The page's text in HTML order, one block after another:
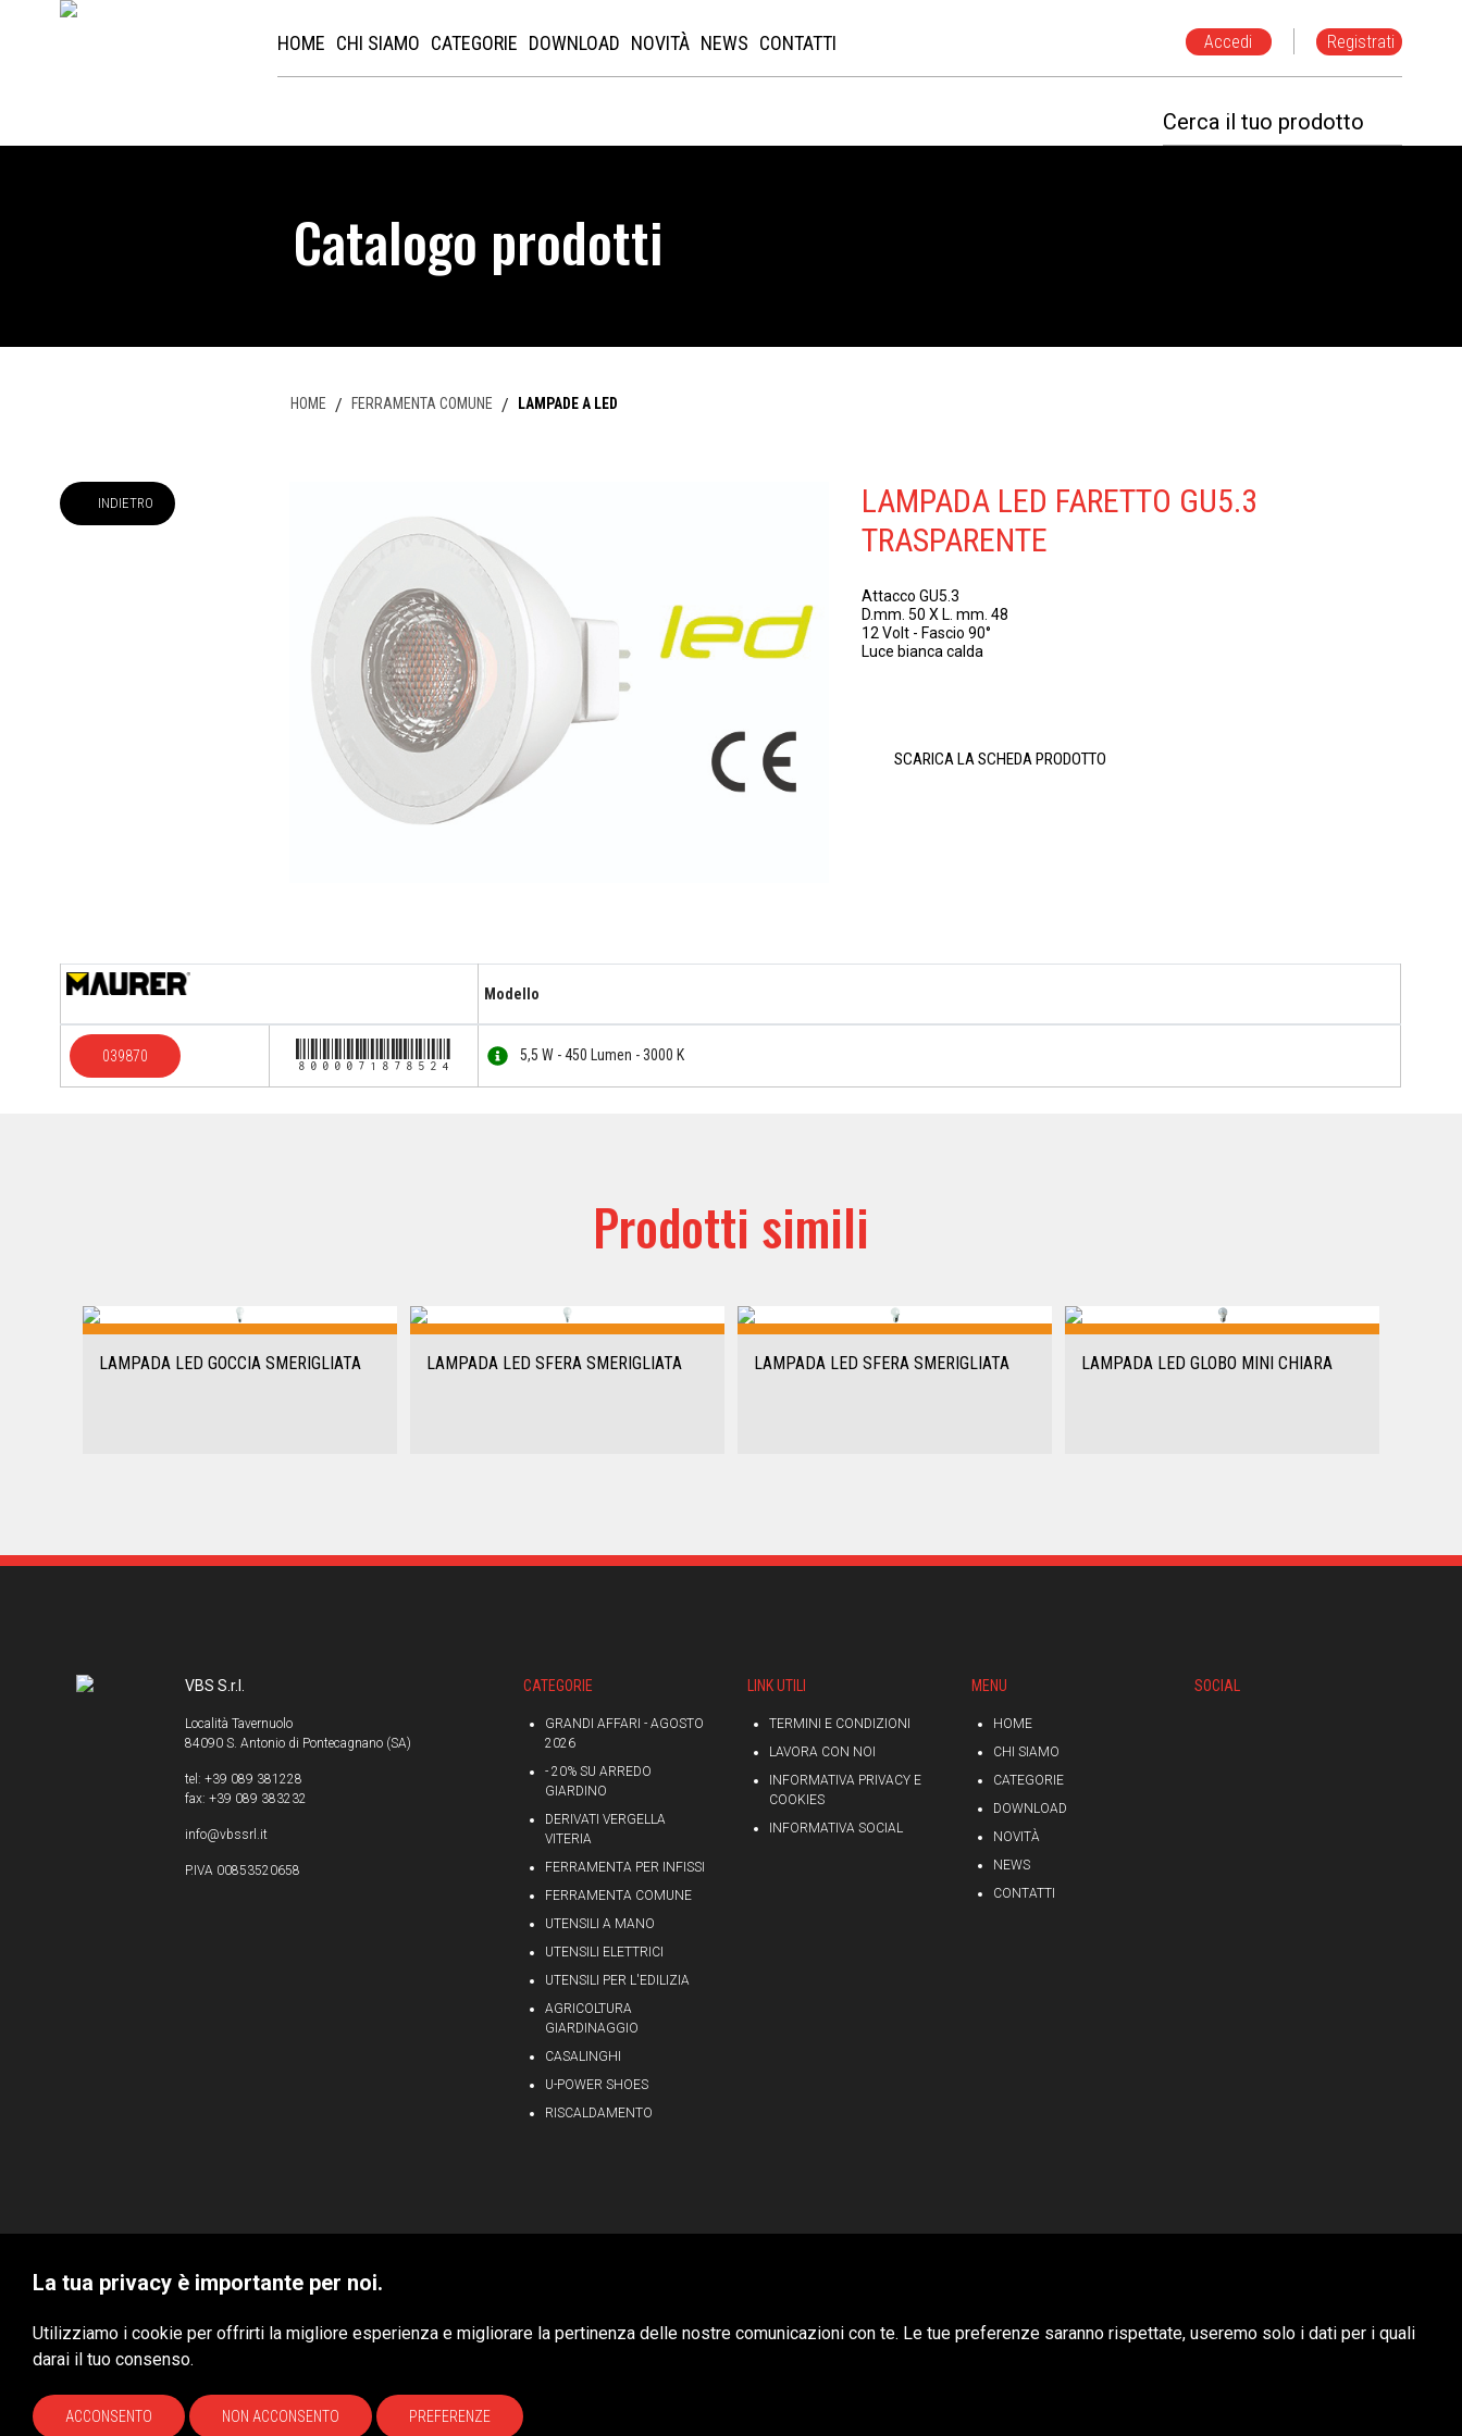
Registrati
Accedi
HOME CHI SIAMO CATEGORIE DOWNLOAD NOVITÀ NEWS CONTATTI
Catalogo prodotti
HOME / FERRAMENTA COMUNE / LAMPADE A LED
INDIETRO
LAMPADA LED FARETTO GU5.3
TRASPARENTE
Attacco GU5.3
D.mm. 50 X L. mm. 48
12 Volt - Fascio 90°
Luce bianca calda
SCARICA LA SCHEDA PRODOTTO
Modello
039870 8000071878524 5,5 W - 450 Lumen - 3000 K
Prodotti simili
LAMPADA LED GOCCIA SMERIGLIATA LAMPADA LED SFERA SMERIGLIATA LAMPADA LED SFERA SMERIGLIATA LAMPADA LED GLOBO MINI CHIARA
VBS S.r.l.
Località Tavernuolo
84090 S. Antonio di Pontecagnano (SA)
tel: +39 089 381228
fax: +39 089 383232
info@vbssrl.it
P.IVA 00853520658
CATEGORIE
GRANDI AFFARI - AGOSTO
2026
- 20% SU ARREDO
GIARDINO
DERIVATI VERGELLA
VITERIA
FERRAMENTA PER INFISSI
FERRAMENTA COMUNE
UTENSILI A MANO
UTENSILI ELETTRICI
UTENSILI PER L'EDILIZIA
AGRICOLTURA
GIARDINAGGIO
CASALINGHI
U-POWER SHOES
RISCALDAMENTO
LINK UTILI
TERMINI E CONDIZIONI
LAVORA CON NOI
INFORMATIVA PRIVACY E
COOKIES
INFORMATIVA SOCIAL
MENU
HOME
CHI SIAMO
CATEGORIE
DOWNLOAD
NOVITÀ
NEWS
CONTATTI
SOCIAL
VBS S.r.l. © 2020 - Tutti i diritti riservati Privacy & Cookie Policy HUBITAT
La tua privacy è importante per noi.
Utilizziamo i cookie per offrirti la migliore esperienza e migliorare la pertinenza delle nostre comunicazioni con te. Le tue preferenze saranno rispettate, useremo solo i dati per i quali
darai il tuo consenso.
ACCONSENTO NON ACCONSENTO PREFERENZE